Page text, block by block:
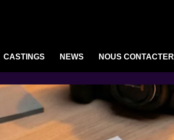
CASTINGS NEWS NOUS CONTACTER